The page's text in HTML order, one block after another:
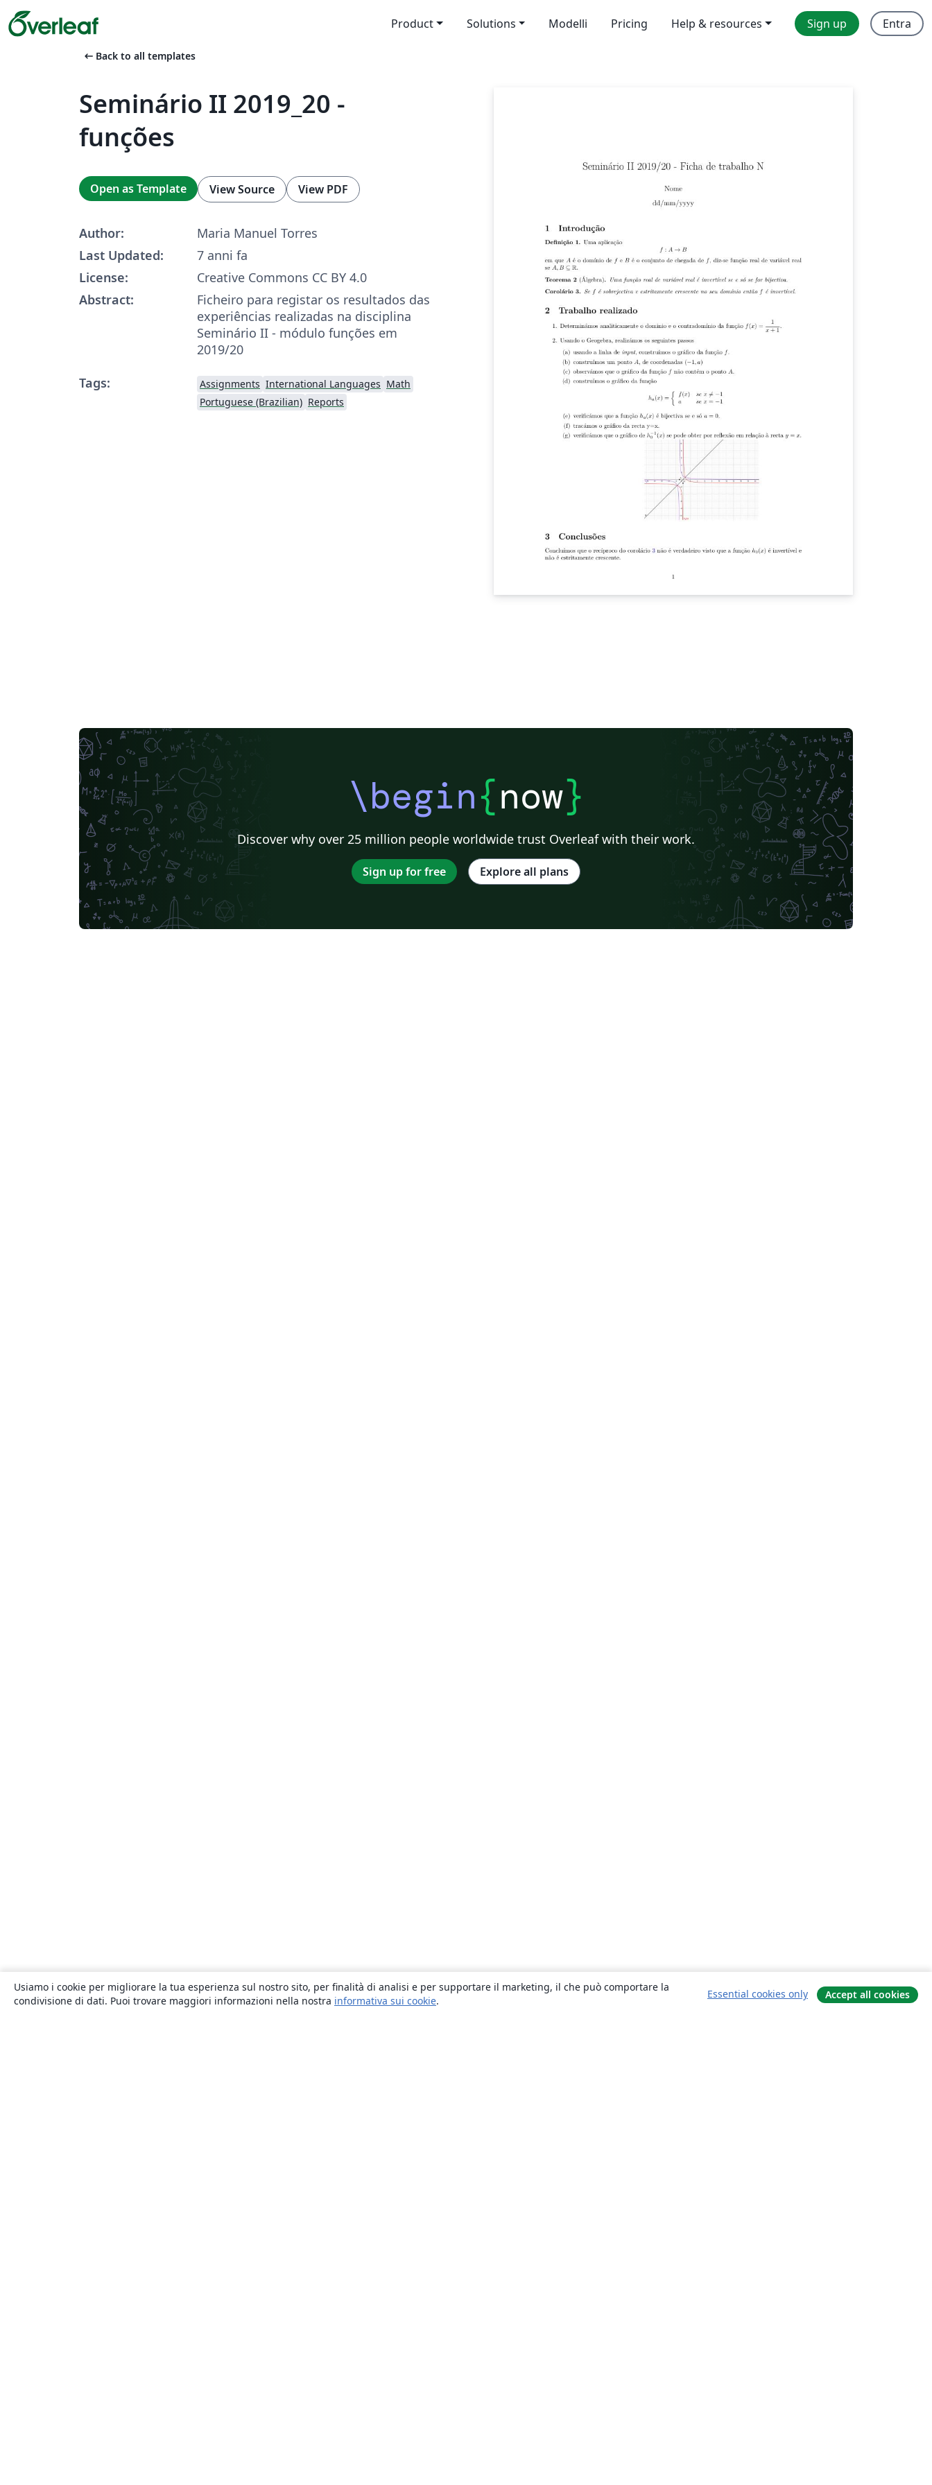
Product Solutions Modelli Pricing Help & resources Sign up Entra
arrow_left_alt Back to all templates
Seminário II 2019_20 -
funções
Open as Template View Source View PDF
Author:
Maria Manuel Torres
Last Updated:
7 anni fa
License:
Creative Commons CC BY 4.0
Abstract:
Ficheiro para registar os resultados das
experiências realizadas na disciplina
Seminário II - módulo funções em
2019/20
Tags:
Assignments International Languages Math
Portuguese (Brazilian) Reports
\begin{now}
Discover why over 25 million people worldwide trust Overleaf with their work.
Sign up for free Explore all plans
Usiamo i cookie per migliorare la tua esperienza sul nostro sito, per finalità di analisi e per supportare il marketing, il che può comportare la
condivisione di dati. Puoi trovare maggiori informazioni nella nostra informativa sui cookie.
Essential cookies only Accept all cookies